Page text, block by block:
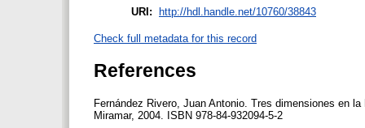
URI: http://hdl.handle.net/10760/38843
Check full metadata for this record
References
Fernández Rivero, Juan Antonio. Tres dimensiones en
Miramar, 2004. ISBN 978-84-932094-5-2